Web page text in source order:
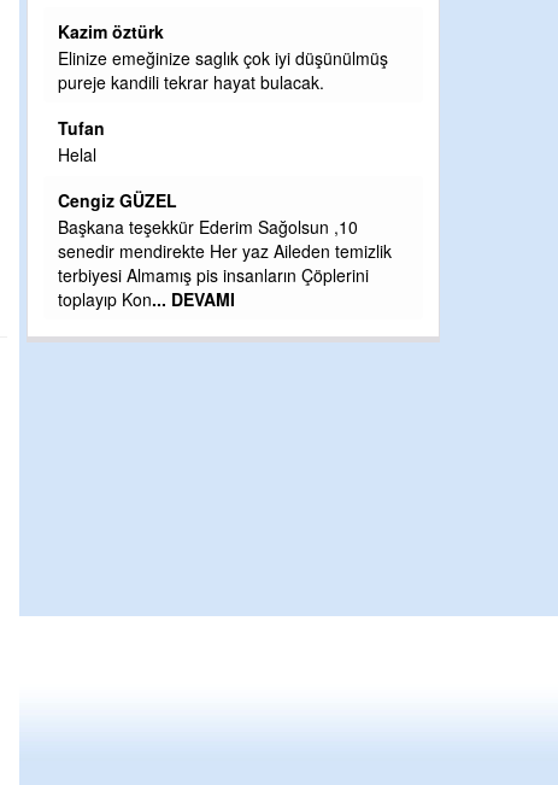
Kazim öztürk
Elinize emeğinize saglık çok iyi düşünülmüş
pureje kandili tekrar hayat bulacak.
Tufan
Helal
Cengiz GÜZEL
Başkana teşekkür Ederim Sağolsun ,10
senedir mendirekte Her yaz Aileden temizlik
terbiyesi Almamış pis insanların Çöplerini
toplayıp Kon... DEVAMI
ÖNCE